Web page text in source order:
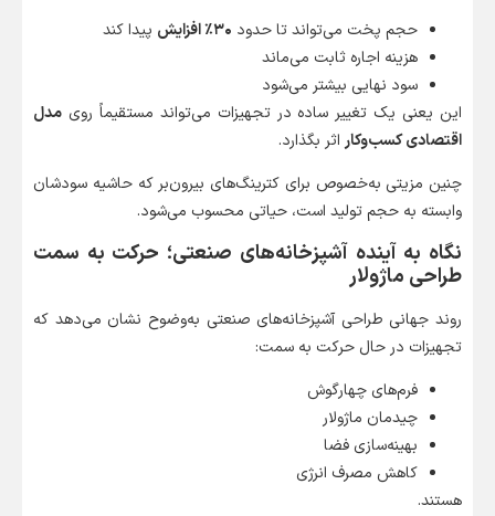
حجم پخت می‌تواند تا حدود ۳۰٪ افزایش
پیدا کند
هزینه اجاره ثابت می‌ماند
سود نهایی بیشتر می‌شود
این یعنی یک تغییر ساده در تجهیزات می‌تواند مستقیماً روی مدل
اقتصادی کسب‌وکار اثر بگذارد.
چنین مزیتی به‌خصوص برای کترینگ‌های بیرون‌بر که حاشیه سودشان
وابسته به حجم تولید است، حیاتی محسوب می‌شود.
نگاه به آینده آشپزخانه‌های صنعتی؛ حرکت به سمت
طراحی ماژولار
روند جهانی طراحی آشپزخانه‌های صنعتی به‌وضوح نشان می‌دهد که
تجهیزات در حال حرکت به سمت:
فرم‌های چهارگوش
چیدمان ماژولار
بهینه‌سازی فضا
کاهش مصرف انرژی
هستند.